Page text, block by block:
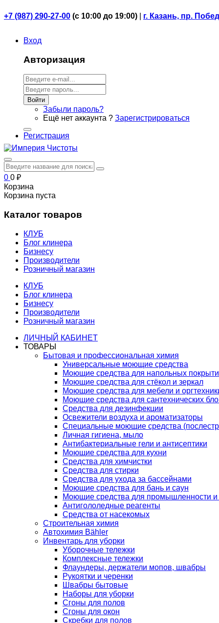
+7 (987) 290-27-00 (с 10:00 до 19:00) г. Казань, пр.
Вход
Авторизация
Войти
Забыли пароль?
Ещё нет аккаунта ? Зарегистрироваться
Регистрация
0 0 ₽
Корзина
Корзина пуста
Каталог товаров
КЛУБ
Блог клинера
Бизнесу
Производители
Розничный магазин
КЛУБ
Блог клинера
Бизнесу
Производители
Розничный магазин
ЛИЧНЫЙ КАБИНЕТ
ТОВАРЫ
Бытовая и профессиональная химия
Универсальные моющие средства
Моющие средства для напольных
Моющие средства для стёкол и зеркал
Моющие средства для мебели и
Моющие средства для сантехнических
Средства для дезинфекции
Освежители воздуха и ароматизаторы
Специальные моющие средства
Личная гигиена, мыло
Антибактериальные гели и антисептики
Моющие средства для кухни
Средства для химчистки
Средства для стирки
Средства для ухода за бассейнами
Моющие средства для бань и саун
Моющие средства для промышленности и
Антигололедные реагенты
Средства от насекомых
Строительная химия
Автохимия Bähler
Инвентарь для уборки
Уборочные тележки
Комплексные тележки
Флаундеры, держатели мопов, швабры
Рукоятки и черенки
Швабры бытовые
Наборы для уборки
Сгоны для полов
Сгоны для окон
Скребки для полов